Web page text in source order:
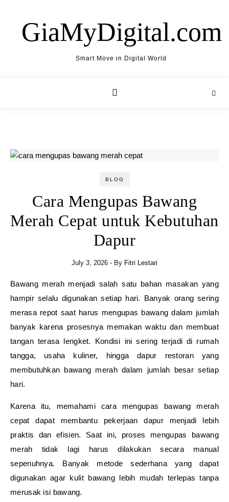
GiaMyDigital.com
Smart Move in Digital World
BLOG
Cara Mengupas Bawang
Merah Cepat untuk Kebutuhan
Dapur
July 3, 2026 - By Fitri Lestari
Bawang merah menjadi salah satu bahan masakan yang
hampir selalu digunakan setiap hari. Banyak orang sering
merasa repot saat harus mengupas bawang dalam jumlah
banyak karena prosesnya memakan waktu dan membuat
tangan terasa lengket. Kondisi ini sering terjadi di rumah
tangga, usaha kuliner, hingga dapur restoran yang
membutuhkan bawang merah dalam jumlah besar setiap
hari.
Karena itu, memahami cara mengupas bawang merah
cepat dapat membantu pekerjaan dapur menjadi lebih
praktis dan efisien. Saat ini, proses mengupas bawang
merah tidak lagi harus dilakukan secara manual
sepenuhnya. Banyak metode sederhana yang dapat
digunakan agar kulit bawang lebih mudah terlepas tanpa
merusak isi bawang.